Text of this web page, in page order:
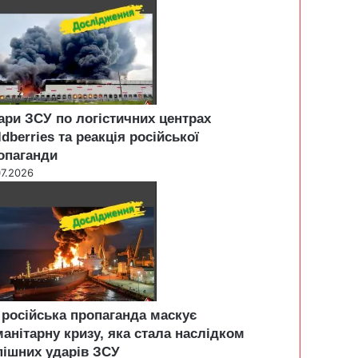
ЗСУ по логістичних центрах
та реакція російської
пропаганда маскує
кризу, яка стала наслідком
ударів ЗСУ